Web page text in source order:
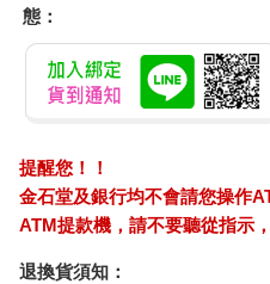
態：
提醒您！！
金石堂及銀行均不會請您操作
ATM提款機，請不要聽從指示
退換貨須知：